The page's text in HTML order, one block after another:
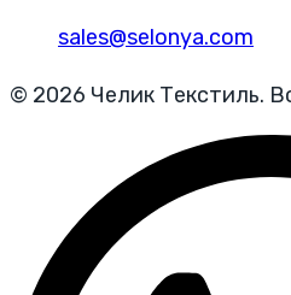
sales@selonya.com
© 2026 Челик Текстиль.